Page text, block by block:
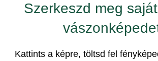
Szerkeszd meg
Kattints a képre, töltsd fel